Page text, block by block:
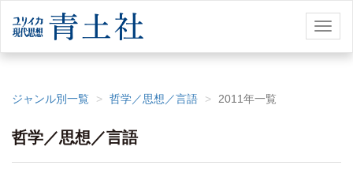
ジャンル別一覧 哲学／思想／言語 2011年一覧
哲学／思想／言語